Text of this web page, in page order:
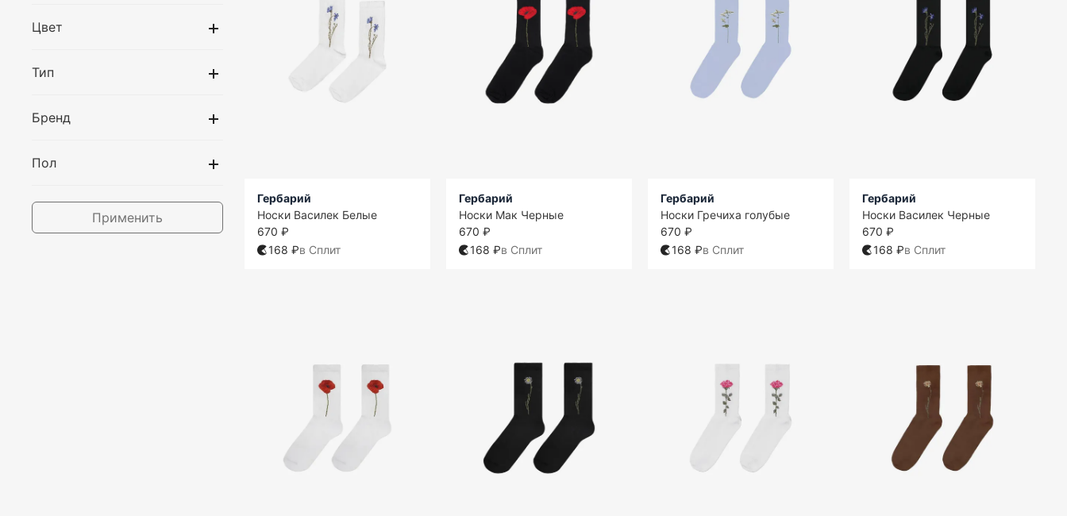
Цвет
Тип
Бренд
Пол
Применить
Гербарий
Носки Василек Белые
670 ₽
168 ₽в Сплит
Гербарий
Носки Мак Черные
670 ₽
168 ₽в Сплит
Гербарий
Носки Гречиха голубые
670 ₽
168 ₽в Сплит
Гербарий
Носки Василек Черные
670 ₽
168 ₽в Сплит